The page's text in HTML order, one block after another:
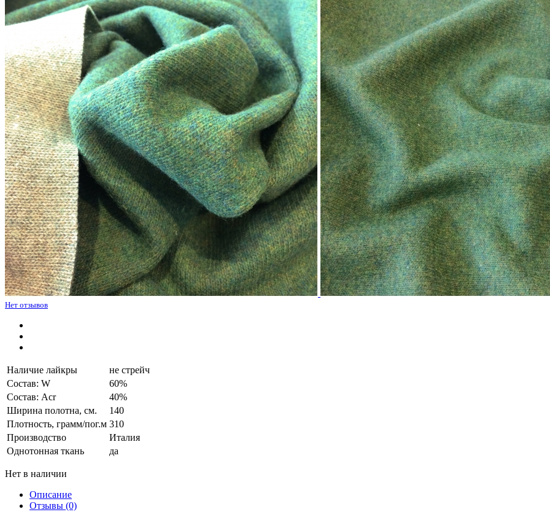
Нет отзывов
Наличие лайкры
не стрейч
Состав: W
60%
Состав: Acr
40%
Ширина полотна, см.
140
Плотность, грамм/пог.м 310
Производство
Италия
Однотонная ткань
да
Нет в наличии
Описание
Отзывы (0)